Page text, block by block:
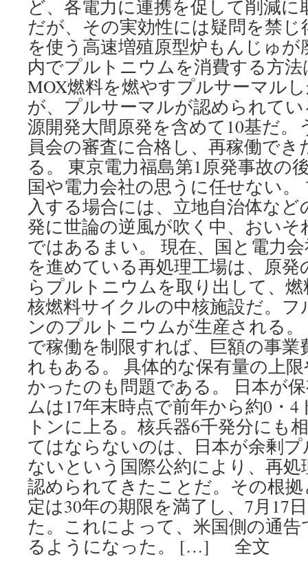
ど、各電力に連携を促して削減
だが、その実効性には疑問を禁じ
を使う高速増殖原型炉もんじゅ
内でプルトニウムを消費する方
MOX燃料を燃やすプルサーマル
が、プルサーマルが認められて
源開発大間原発を含めて10基だ。
員会の審査に合格し、再稼働で
る。 東京電力福島第1原発事故の
国や電力会社の思うに任せない
入する場合には、立地自治体な
発に世論の逆風が吹く中、おい
ではあるまい。 現在、国と電力
を進めている再処理工場は、原
らプルトニウムを取り出して、
核燃料サイクルの中核施設だ。
ンのプルトニウムが生産される
で稼働を制限すれば、巨額の事
れもある。 具体的な保有量の上
かったのも問題である。 日本が
ムは17年末時点で前年から約0・4
トンに上る。核兵器6千発分にも
てはならないのは、日本が余剰
ないという国際公約により、再
認められてきたことだ。その根
定は30年の期限を満了し、7月17
た。これによって、米国側の通
るようになった。 […] 全文